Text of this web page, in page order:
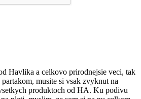
Havlika a celkovo prirodnejsie veci, tak
musite si vsak zvyknut na
produktoch od HA. Ku podivu